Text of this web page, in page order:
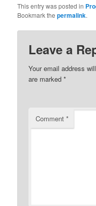
This entry was posted in
Bookmark thepermalink.
Leave a
Your email address
are marked*
Comment*